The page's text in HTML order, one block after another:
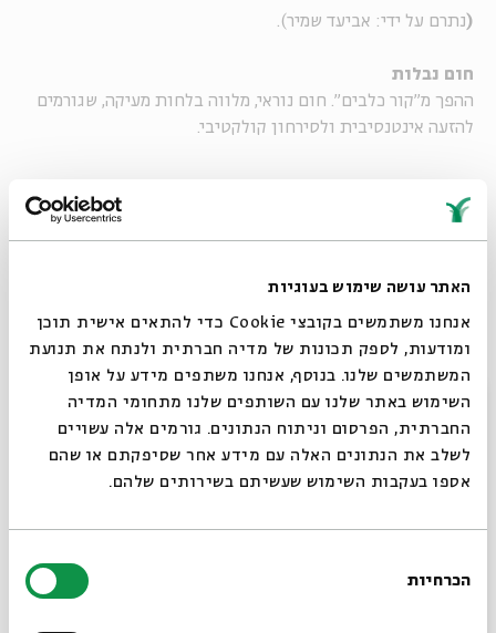
האתר עושה שימוש בעוגיות
אנחנו משתמשים בקובצי Cookie כדי להתאים אישית תוכן
ומודעות, לספק תכונות של מדיה חברתית ולנתח את תנועת
המשתמשים שלנו. בנוסף, אנחנו משתפים מידע על אופן
השימוש באתר שלנו עם השותפים שלנו מתחומי המדיה
החברתית, הפרסום וניתוח הנתונים. גורמים אלה עשויים
לשלב את הנתונים האלה עם מידע אחר שסיפקתם או שהם
אספו בעקבות השימוש שעשיתם בשירותים שלהם.
הסכמה
הכרחיות
( נתרם על ידי: אביעד שמיר).
חום נבלות
ההפך מ"קור כלבים". חום נוראי, מלווה בלחות מעיקה, שגורמים
להזעה אינטנסיבית ולסירחון קולקטיבי.
"יו, איזה חום נבלות פה, 40 מעלות בצל".
(נתרם על ידי: נזיר חשמלי.)
גשמי בְרָרָה
גשמים מועטים וזניחים שיורדים בחורף. מונח הפוך ל"גשמי
ברכה".
- " וואלה, החורף הזה כמעט לא ירד גשם".
(נתרם על ידי: barak24.)
סגור